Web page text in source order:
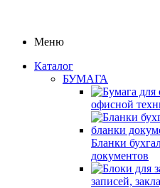
Меню
Каталог
БУМАГА
офисной
Бланки
документов
записей,